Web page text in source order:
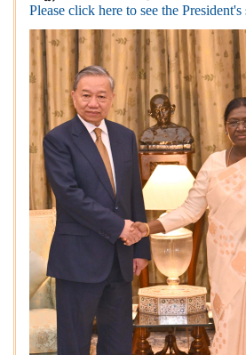
Please click here to see the President's